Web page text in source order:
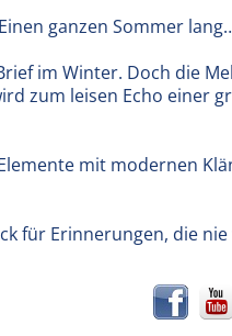
ganzen Sommer
im Winter. Doch die
zum leisen Echo einer
mit modernen
für Erinnerungen, die